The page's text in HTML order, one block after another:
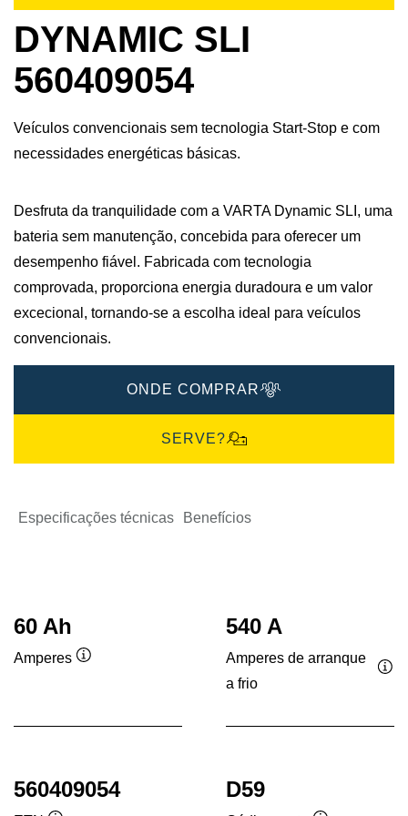
DYNAMIC SLI
560409054
Veículos convencionais sem tecnologia Start-Stop e com
necessidades energéticas básicas.
Desfruta da tranquilidade com a VARTA Dynamic SLI, uma
bateria sem manutenção, concebida para oferecer um
desempenho fiável. Fabricada com tecnologia
comprovada, proporciona energia duradoura e um valor
excecional, tornando-se a escolha ideal para veículos
convencionais.
ONDE COMPRAR
SERVE?
Especificações técnicas Benefícios
60 Ah
Amperes
540 A
Amperes de arranque
a frio
560409054 D59